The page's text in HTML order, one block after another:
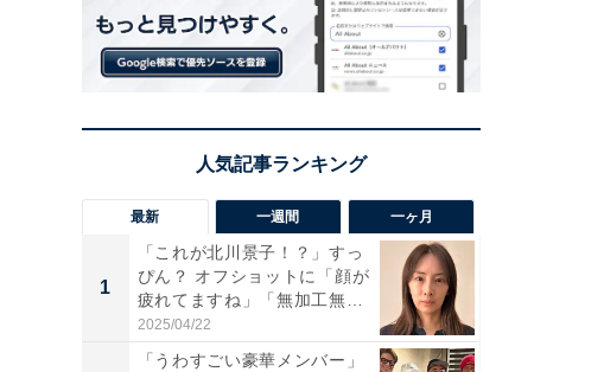
最新 一週間 一ヶ月
1
「これが北川景子！？」すっ
ぴん？ オフショットに「顔が
疲れてますね」「無加工無
表...
2025/04/22
「うわすごい豪華メンバー」